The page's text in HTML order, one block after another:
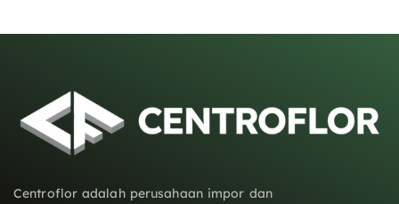
Centroflor adalah perusahaan impor dan